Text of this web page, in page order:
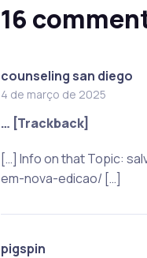
16
counseling san diego
4 de março de 2025
… [Trackback]
[…] Info on that Topic:
em-nova-edicao/ […]
pigspin